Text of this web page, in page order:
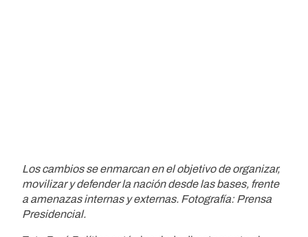
Los cambios se enmarcan en el objetivo de organizar,
movilizar y defender la nación desde las bases, frente
a amenazas internas y externas. Fotografía: Prensa
Presidencial.